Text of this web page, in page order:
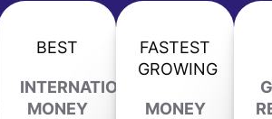
BEST
INTERNATIONAL
MONEY
FASTEST
GROWING
MONEY